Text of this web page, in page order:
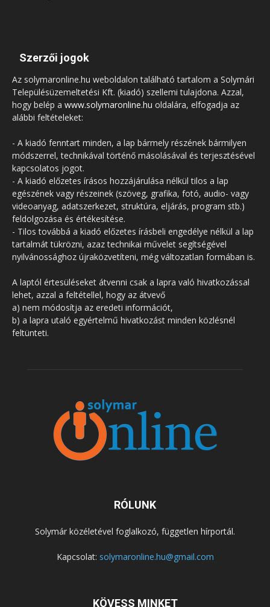
Szerzői jogok
Az solymaronline.hu weboldalon található tartalom a Solymári
Településüzemeltetési Kft. (kiadó) szellemi tulajdona. Azzal,
hogy belép a www.solymaronline.hu oldalára, elfogadja az
alábbi feltételeket:
- A kiadó fenntart minden, a lap bármely részének bármilyen
módszerrel, technikával történő másolásával és terjesztésével
kapcsolatos jogot.
- A kiadó előzetes írásos hozzájárulása nélkül tilos a lap
egészének vagy részeinek (szöveg, grafika, fotó, audio- vagy
videoanyag, adatszerkezet, struktúra, eljárás, program stb.)
feldolgozása és értékesítése.
- Tilos továbbá a kiadó előzetes írásbeli engedélye nélkül a lap
tartalmát tükrözni, azaz technikai művelet segítségével
nyilvánossághoz újraközvetíteni, még változatlan formában is.
A laptól értesüléseket átvenni csak a lapra való hivatkozással
lehet, azzal a feltétellel, hogy az átvevő
a) nem módosítja az eredeti információt,
b) a lapra utaló egyértelmű hivatkozást minden közlésnél
feltünteti.
RÓLUNK
Solymár közéletével foglalkozó, független hírportál.
Kapcsolat: solymaronline.hu@gmail.com
KÖVESS MINKET